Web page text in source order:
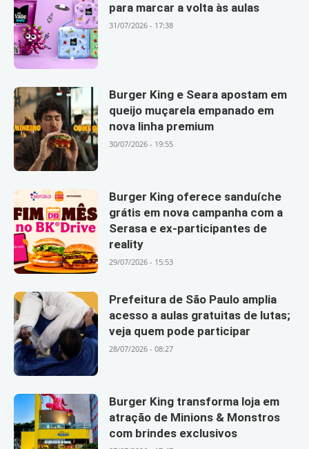
para marcar a volta às aulas
31/07/2026 - 17:38
Burger King e Seara apostam em
queijo muçarela empanado em
nova linha premium
30/07/2026 - 19:55
Burger King oferece sanduíche
grátis em nova campanha com a
Serasa e ex-participantes de
reality
29/07/2026 - 15:53
Prefeitura de São Paulo amplia
acesso a aulas gratuitas de lutas;
veja quem pode participar
28/07/2026 - 08:27
Burger King transforma loja em
atração de Minions & Monstros
com brindes exclusivos